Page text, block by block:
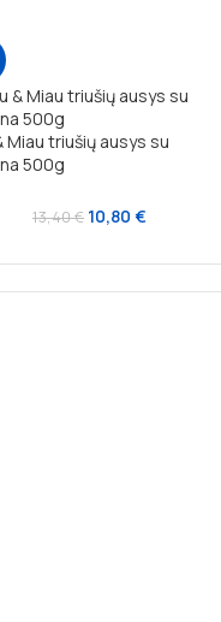
Miau triušių ausys su
500g
13,40€ 10,80 €